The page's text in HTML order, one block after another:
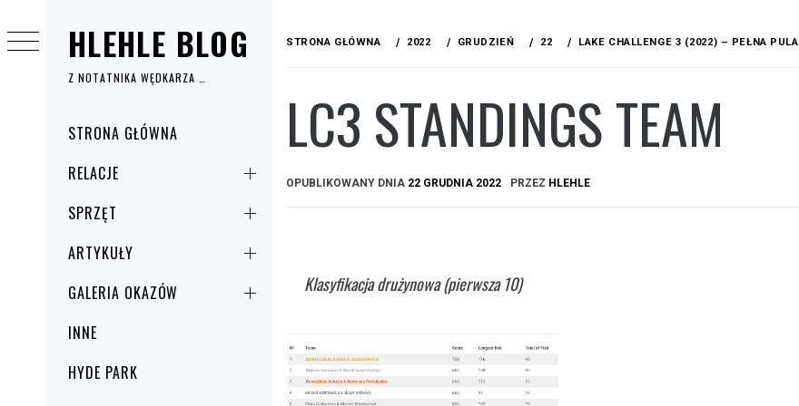
HLEHLE BLOG
Z NOTATNIKA WĘDKARZA …
główneSTRONA GŁÓWNA
RELACJE
SPRZĘT
ARTYKUŁY
GALERIA OKAZÓW
INNE
HYDE PARK
do
treści
STRONA GŁÓWNA 2022 GRUDZIEŃ 22 LAKE CHALLENGE 3 (2022) – PEŁNA PULA
LC3 STANDINGS TEAM
OPUBLIKOWANY DNIA 22 GRUDNIA 2022 PRZEZ HLEHLE
Klasyfikacja drużynowa (pierwsza 10)